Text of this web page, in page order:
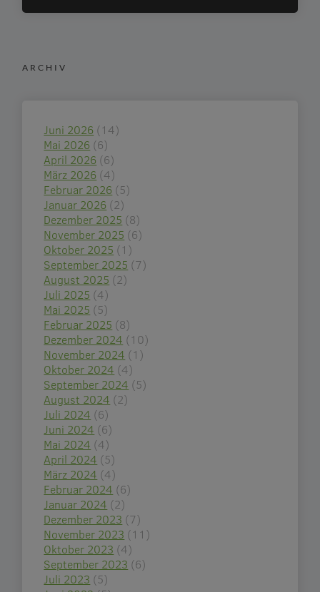
ARCHIV
Juni 2026 (14)
Mai 2026 (6)
April 2026 (6)
März 2026 (4)
Februar 2026 (5)
Januar 2026 (2)
Dezember 2025 (8)
November 2025 (6)
Oktober 2025 (1)
September 2025 (7)
August 2025 (2)
Juli 2025 (4)
Mai 2025 (5)
Februar 2025 (8)
Dezember 2024 (10)
November 2024 (1)
Oktober 2024 (4)
September 2024 (5)
August 2024 (2)
Juli 2024 (6)
Juni 2024 (6)
Mai 2024 (4)
April 2024 (5)
März 2024 (4)
Februar 2024 (6)
Januar 2024 (2)
Dezember 2023 (7)
November 2023 (11)
Oktober 2023 (4)
September 2023 (6)
Juli 2023 (5)